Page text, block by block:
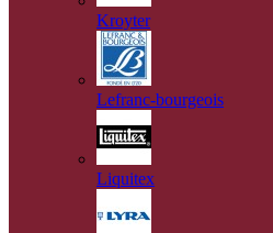
Kroyter
Lefranc-bourgeois
Liquitex